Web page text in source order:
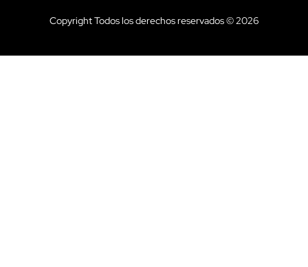
Copyright Todos los derechos reservados © 2026